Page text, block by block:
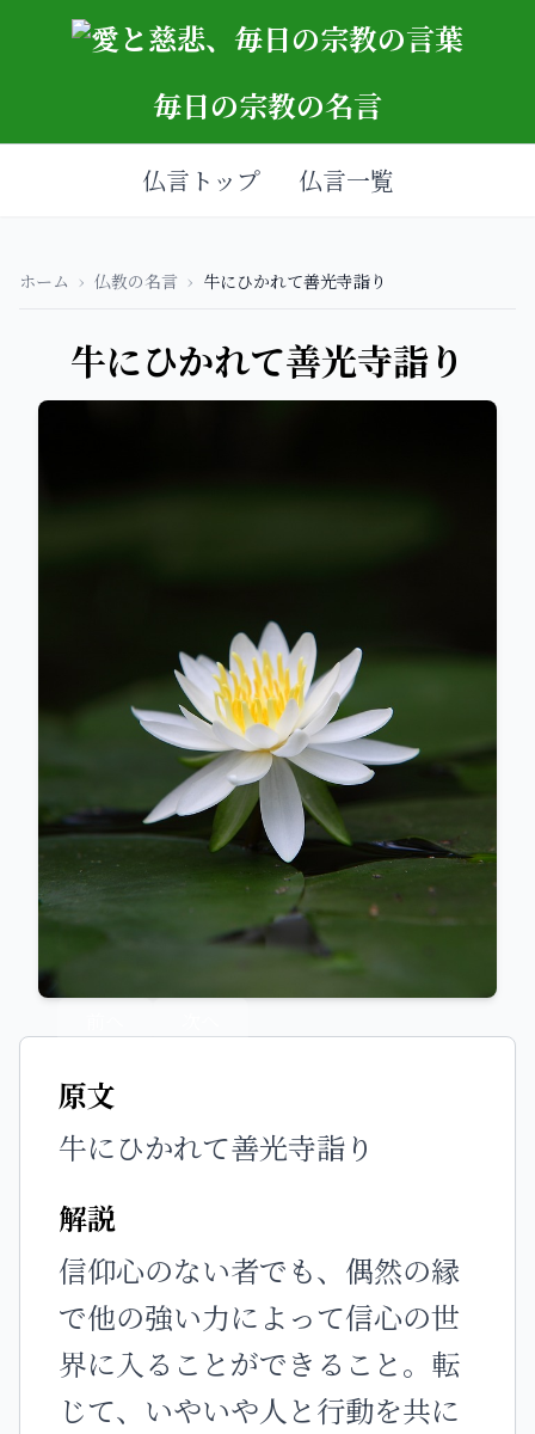
毎日の宗教の名言
仏言トップ 仏言一覧
ホーム › 仏教の名言 › 牛にひかれて善光寺詣り
牛にひかれて善光寺詣り
原文
牛にひかれて善光寺詣り
解説
信仰心のない者でも、偶然の縁
で他の強い力によって信心の世
界に入ることができること。転
じて、いやいや人と行動を共に